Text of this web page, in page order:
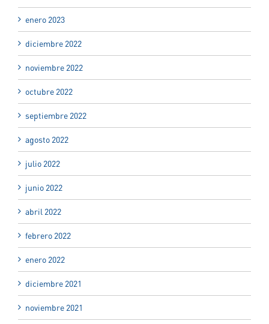
enero 2023
diciembre 2022
noviembre 2022
octubre 2022
septiembre 2022
agosto 2022
julio 2022
junio 2022
abril 2022
febrero 2022
enero 2022
diciembre 2021
noviembre 2021